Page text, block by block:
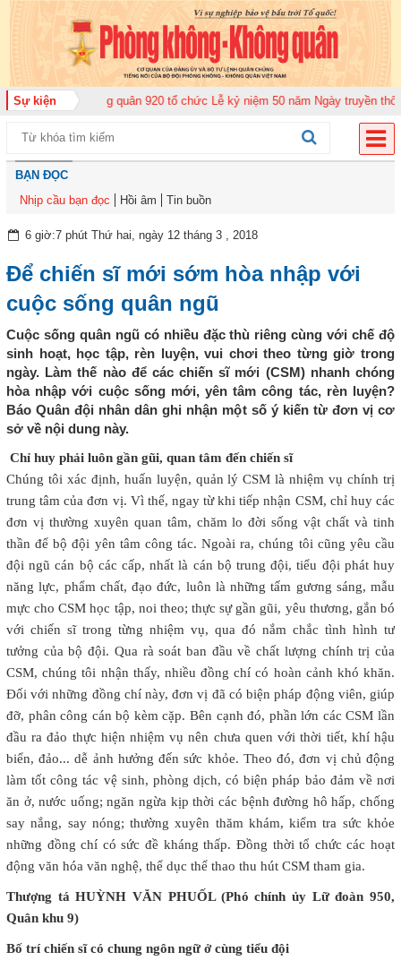
Sự kiện
đoàn Không quân 920 tổ chức Lễ kỷ niệm 50 năm Ngày truyền thống
BẠN ĐỌC
Nhịp cầu bạn đọc
Hồi âm Tin buồn
6 giờ:7 phút Thứ hai, ngày 12 tháng 3 , 2018
Để chiến sĩ mới sớm hòa nhập với
cuộc sống quân ngũ
Cuộc sống quân ngũ có nhiều đặc thù riêng cùng với chế độ
sinh hoạt, học tập, rèn luyện, vui chơi theo từng giờ trong
ngày. Làm thế nào để các chiến sĩ mới (CSM) nhanh chóng
hòa nhập với cuộc sống mới, yên tâm công tác, rèn luyện?
Báo Quân đội nhân dân ghi nhận một số ý kiến từ đơn vị cơ
sở về nội dung này.
Chỉ huy phải luôn gần gũi, quan tâm đến chiến sĩ
Chúng tôi xác định, huấn luyện, quản lý CSM là nhiệm vụ chính trị
trung tâm của đơn vị. Vì thế, ngay từ khi tiếp nhận CSM, chỉ huy các
đơn vị thường xuyên quan tâm, chăm lo đời sống vật chất và tinh
thần để bộ đội yên tâm công tác. Ngoài ra, chúng tôi cũng yêu cầu
đội ngũ cán bộ các cấp, nhất là cán bộ trung đội, tiểu đội phát huy
năng lực, phẩm chất, đạo đức, luôn là những tấm gương sáng, mẫu
mực cho CSM học tập, noi theo; thực sự gần gũi, yêu thương, gắn bó
với chiến sĩ trong từng nhiệm vụ, qua đó nắm chắc tình hình tư
tưởng của bộ đội. Qua rà soát ban đầu về chất lượng chính trị của
CSM, chúng tôi nhận thấy, nhiều đồng chí có hoàn cảnh khó khăn.
Đối với những đồng chí này, đơn vị đã có biện pháp động viên, giúp
đỡ, phân công cán bộ kèm cặp. Bên cạnh đó, phần lớn các CSM lần
đầu ra đảo thực hiện nhiệm vụ nên chưa quen với thời tiết, khí hậu
biển, đảo... dễ ảnh hưởng đến sức khỏe. Theo đó, đơn vị chủ động
làm tốt công tác vệ sinh, phòng dịch, có biện pháp bảo đảm về nơi
ăn ở, nước uống; ngăn ngừa kịp thời các bệnh đường hô hấp, chống
say nắng, say nóng; thường xuyên thăm khám, kiểm tra sức khỏe
những đồng chí có sức đề kháng thấp. Đồng thời tổ chức các hoạt
động văn hóa văn nghệ, thể dục thể thao thu hút CSM tham gia.
Thượng tá HUỲNH VĂN PHUỐL (Phó chính ủy Lữ đoàn 950,
Quân khu 9)
Bố trí chiến sĩ có chung ngôn ngữ ở cùng tiểu đội